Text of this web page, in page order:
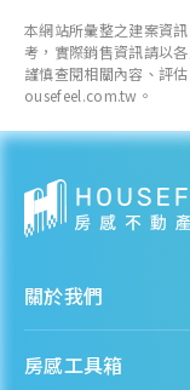
本網站所彙整之建案資
考，實際銷售資訊請以
謹慎查閱相關內容、評
ousefeel.com.tw。
關於我們
人才招募
房感工具箱